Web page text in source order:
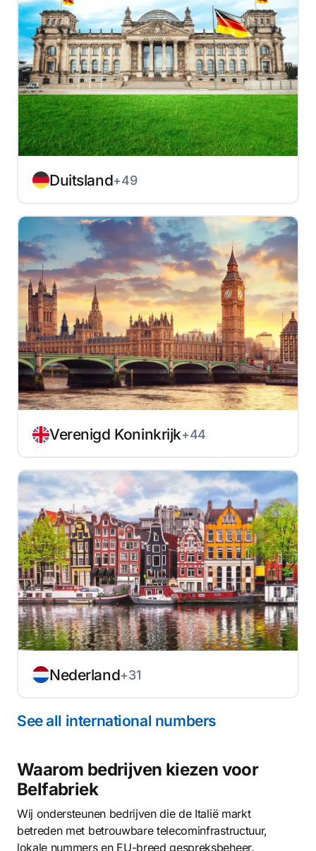
Duitsland+49
Verenigd Koninkrijk+44
Nederland+31
See all international numbers
Waarom bedrijven kiezen voor
Belfabriek
Wij ondersteunen bedrijven die de Italië markt
betreden met betrouwbare telecominfrastructuur,
lokale nummers en EU-breed gespreksbeheer.